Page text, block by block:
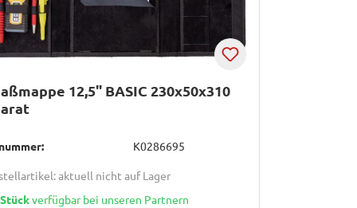
12,5" BASIC 230x50x310
K0286695
aktuell nicht auf Lager
verfügbar bei unseren Partnern